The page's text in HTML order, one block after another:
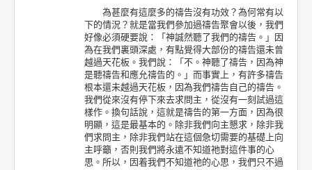
為甚麼有這麼多的禱告沒有功效？為何常有以
下的情況？就是當我們參加過禱告聚會以後，我們
好像必須硬要說：「神誠然聽了我們的禱告。」因
為在我們裏頭深處，有點覺得大部份的禱告還未曾
越過天花板。我們說：「不。神聽了禱告，因為神
是聽禱告和應允禱告的。」而事實上，有許多禱告
根本還未越過天花板，因為我們禱告自己的禱告。
我們從來沒有停下來去求問主，從沒有一刻試過這
樣作。換句話說，這就是禱告的第一方面，因為很
明顯，這是最基本的。除非我們向主懇求，除非我
們求問主，除非我們站在這個急切需要的基礎上向
主呼籲，否則我們將永遠不知道祂對這件事的心
思。所以，因着我們不知道祂的心思，我們只不過